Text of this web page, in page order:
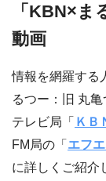
「KBN×
動画
情報を網羅する
るつー：旧 丸
テレビ局「 ＫＢ
FM局の「 エフ
に詳しくご紹介